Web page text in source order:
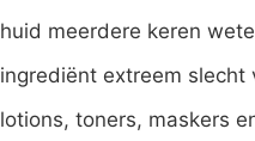
huid meerdere keren
ingrediënt extreem
lotions, toners, maskers